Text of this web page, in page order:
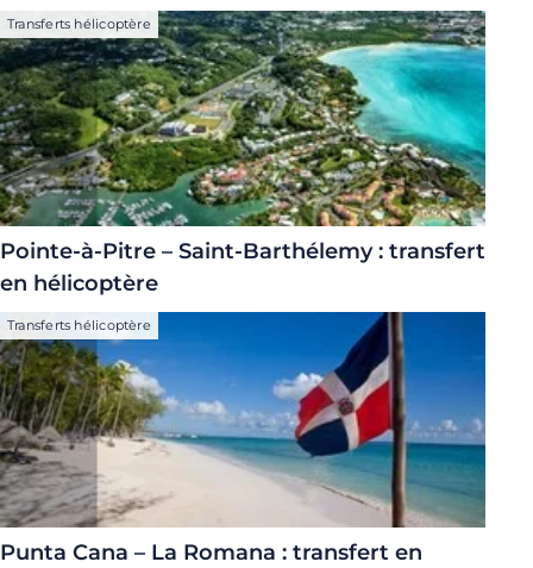
Transferts hélicoptère
Pointe-à-Pitre – Saint-Barthélemy : transfert
en hélicoptère
Transferts hélicoptère
Punta Cana – La Romana : transfert en